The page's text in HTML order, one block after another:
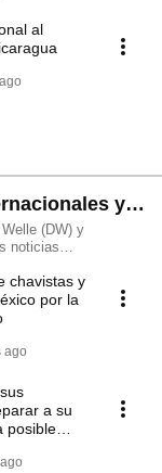
al
y
(DW) y
noticias
de alta calidad
geopolítica,
salud,
a nuestro acuerdo
presentados
y amplía tu
video y suscríbete
#Tendencias
chavistas y
por la
ago
a su
posible